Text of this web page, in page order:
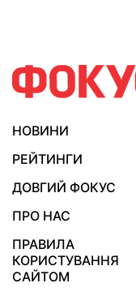
НОВИНИ
РЕЙТИНГИ
ДОВГИЙ ФОКУС
ПРО НАС
ПРАВИЛА
КОРИСТУВАННЯ
САЙТОМ